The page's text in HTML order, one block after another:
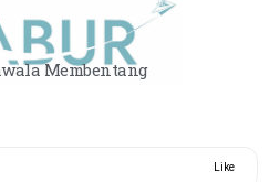
Membentang
Like